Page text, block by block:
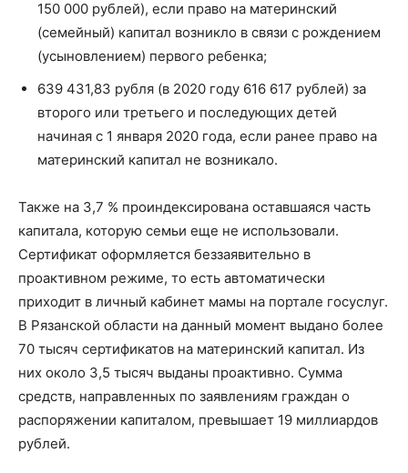
150 000 рублей), если право на материнский
(семейный) капитал возникло в связи с рождением
(усыновлением) первого ребенка;
639 431,83 рубля (в 2020 году 616 617 рублей) за
второго или третьего и последующих детей
начиная с 1 января 2020 года, если ранее право на
материнский капитал не возникало.
Также на 3,7 % проиндексирована оставшаяся часть
капитала, которую семьи еще не использовали.
Сертификат оформляется беззаявительно в
проактивном режиме, то есть автоматически
приходит в личный кабинет мамы на портале госуслуг.
В Рязанской области на данный момент выдано более
70 тысяч сертификатов на материнский капитал. Из
них около 3,5 тысяч выданы проактивно. Сумма
средств, направленных по заявлениям граждан о
распоряжении капиталом, превышает 19 миллиардов
рублей.